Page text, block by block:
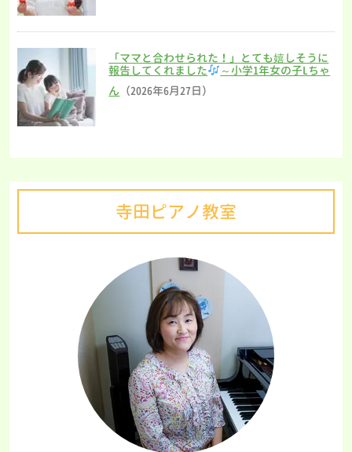
「ママと合わせられた！」とても嬉しそうに
報告してくれました
～小学1年女の子Lちゃ
ん （2026年6月27日）
寺田ピアノ教室